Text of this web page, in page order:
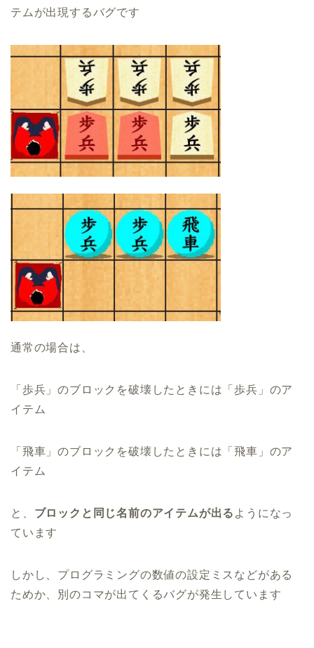
テムが出現するバグです
通常の場合は、
「歩兵」のブロックを破壊したときには「歩兵」のア
イテム
「飛車」のブロックを破壊したときには「飛車」のア
イテム
と、 ブロックと同じ名前のアイテムが出る ようになっ
ています
しかし、プログラミングの数値の設定ミスなどがある
ためか、別のコマが出てくるバグが発生しています